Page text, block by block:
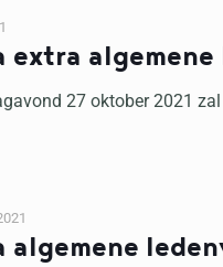
extra
27 oktober 2021
algemene